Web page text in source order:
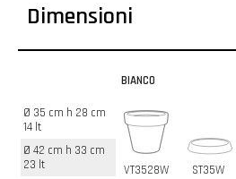
Dimensioni
Ø 35 cm h 28 cm
14 lt
Ø 42 cm h 33 cm
23 lt
BIANCO
VT3528W
ST35W